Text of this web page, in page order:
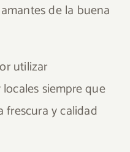
de la buena
utilizar
siempre que
frescura y calidad